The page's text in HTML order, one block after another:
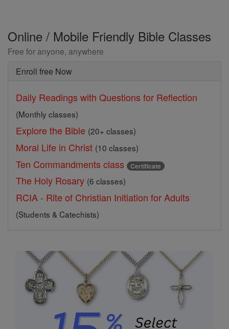
Online / Mobile Friendly Bible Classes
Free for anyone, anywhere
Enroll free Now
Daily Readings with Questions for Reflection
(Monthly classes)
Explore the Bible (20+ classes)
Moral Life in Christ (10 classes)
Ten Commandments class Certificate
The Holy Rosary (6 classes)
RCIA - Rite of Christian Initiation for Adults
(Students & Catechists)